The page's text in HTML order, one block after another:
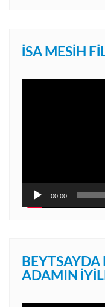
İSA MESIH
00:00
ADAMIN